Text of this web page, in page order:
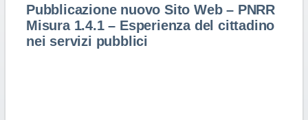
Pubblicazione nuovo Sito Web – PNRR
Misura 1.4.1 – Esperienza del cittadino
nei servizi pubblici